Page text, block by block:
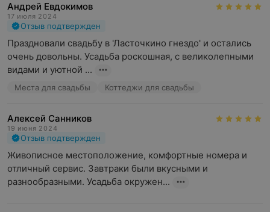
Андрей Евдокимов
17 июля 2024
Отзыв подтвержден
Праздновали свадьбу в 'Ласточкино гнездо' и остались
очень довольны. Усадьба роскошная, с великолепными
видами и уютной ...
Места для свадьбы Коттеджи для свадьбы
Алексей Санников
19 июня 2024
Отзыв подтвержден
Живописное местоположение, комфортные номера и
отличный сервис. Завтраки были вкусными и
разнообразными. Усадьба окружен...